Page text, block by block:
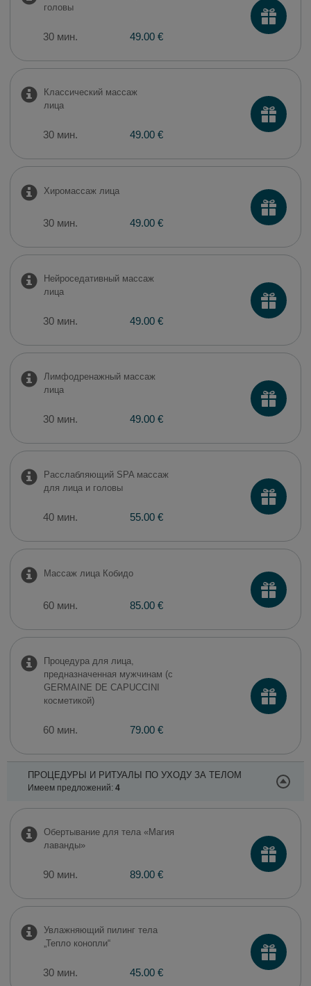
головы
30 мин. 49.00 €
Классический массаж
лица
30 мин. 49.00 €
Хиромассаж лица
30 мин. 49.00 €
Нейроседативный массаж
лица
30 мин. 49.00 €
Лимфодренажный массаж
лица
30 мин. 49.00 €
Расслабляющий SPA массаж
для лица и головы
40 мин. 55.00 €
Массаж лица Кобидо
60 мин. 85.00 €
Процедура для лица,
предназначенная мужчинам (с
GERMAINE DE CAPUCCINI
косметикой)
60 мин. 79.00 €
ПРОЦЕДУРЫ И РИТУАЛЫ ПО УХОДУ ЗА ТЕЛОМ
Имеем предложений: 4
Обертывание для тела «Магия
лаванды»
90 мин. 89.00 €
Увлажняющий пилинг тела
„Тепло конопли“
30 мин. 45.00 €